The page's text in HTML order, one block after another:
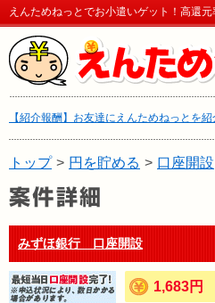
えんためねっとでお小遣いゲット！高還元
【紹介報酬】お友達にえんためねっとを
トップ > 円を貯める > 口座開設
みずほ銀行 口座開設
1,683円